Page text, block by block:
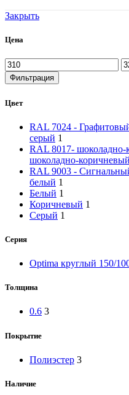
Закрыть
Цена
Фильтрация
Цвет
RAL 7024 -
серый 1
RAL 8017- шоколадно-
шоколадно-коричневый
RAL 9003 -
белый 1
Белый 1
Коричневый 1
Серый 1
Серия
Optima круглый 150/
Толщина
0.6 3
Покрытие
Полиэстер 3
Наличие